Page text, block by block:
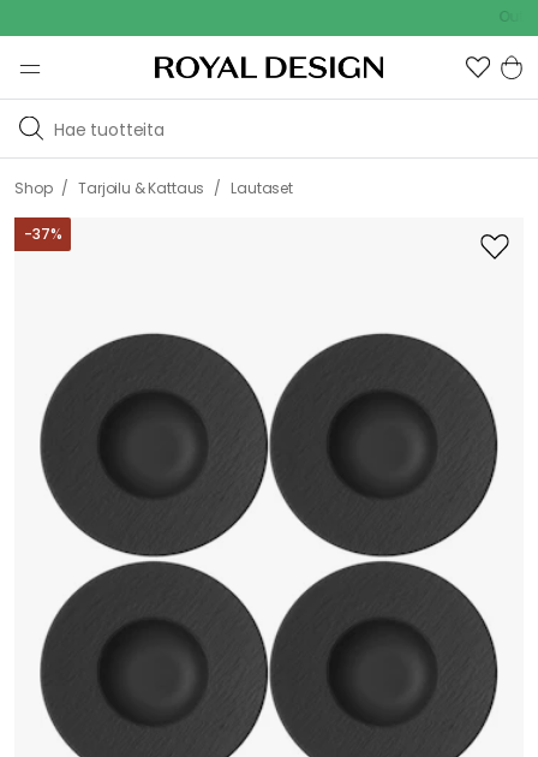
Outdoor
Shop / Tarjoilu & Kattaus / Lautaset
-37%